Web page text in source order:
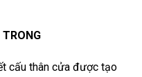
TRONG
cấu thân cửa được tạo